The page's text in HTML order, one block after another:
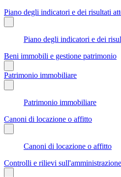
Piano degli indicatori e dei risultati
Piano degli indicatori e dei
Beni immobili e gestione patrimonio
Patrimonio immobiliare
Patrimonio immobiliare
Canoni di locazione o affitto
Canoni di locazione o affitto
Controlli e rilievi sull'amministrazione